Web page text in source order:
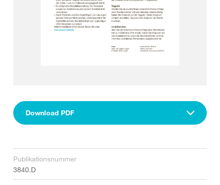
Download PDF
Publikationsnummer
3840.D